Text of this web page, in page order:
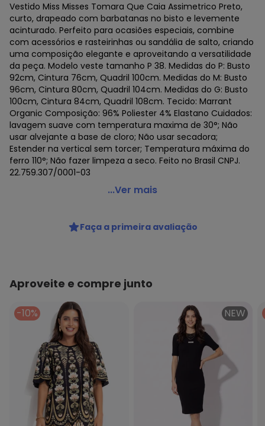
Vestido Miss Misses Tomara Que Caia Assimetrico Preto,
curto, drapeado com barbatanas no bisto e levemente
acinturado. Perfeito para ocasiões especiais, combine
com acessórios e rasteirinhas ou sandália de salto, criando
uma composição elegante e aproveitando a versatilidade
da peça. Modelo veste tamanho P 38. Medidas do P: Busto
92cm, Cintura 76cm, Quadril 100cm. Medidas do M: Busto
96cm, Cintura 80cm, Quadril 104cm. Medidas do G: Busto
100cm, Cintura 84cm, Quadril 108cm. Tecido: Marrant
Organic Composição: 96% Poliester 4% Elastano Cuidados:
lavagem suave com temperatura maxima de 30°; Não
usar alvejante a base de cloro; Não usar secadora;
Estender na vertical sem torcer; Temperatura máxima do
ferro 110°; Não fazer limpeza a seco. Feito no Brasil CNPJ.
22.759.307/0001-03
Miss Misses - Vestido Miss Misses Tomara que Caia
Código do produto: 22990530
algum dia do mês, para o menor tamanho disponível.
agosto/2026
junho/2026 N/D*
maio/2026 N/D*
março/2026
fevereiro/2026
...Ver mais
Faça a primeira avaliação
Aproveite e compre junto
-10% NEW